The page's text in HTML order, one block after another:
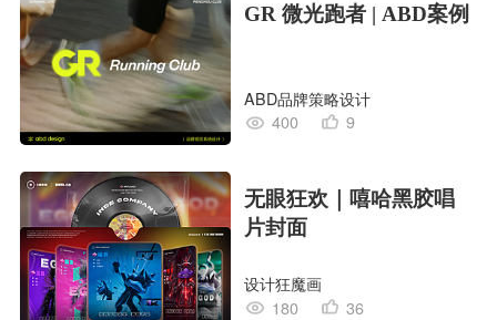
GR 微光跑者 | ABD案例
ABD品牌策略设计
400
9
无眼狂欢｜嘻哈黑胶唱
片封面
设计狂魔画
180
36